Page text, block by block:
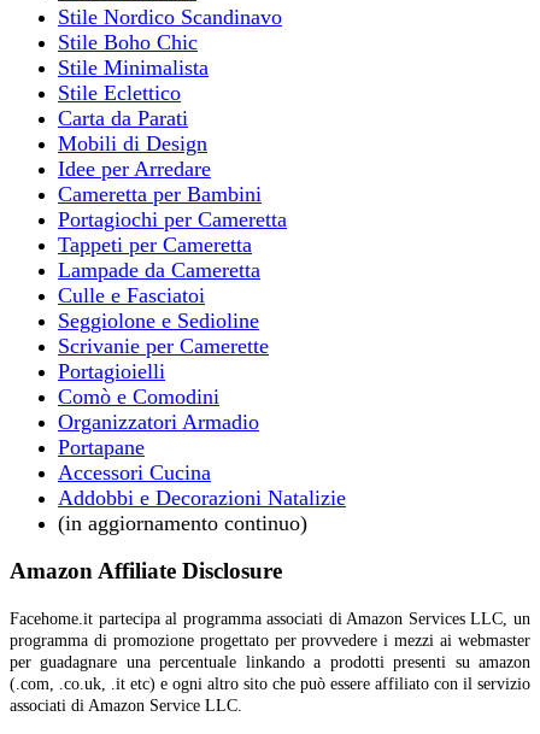
Stile Nordico Scandinavo
Stile Boho Chic
Stile Minimalista
Stile Eclettico
Carta da Parati
Mobili di Design
Idee per Arredare
Cameretta per Bambini
Portagiochi per Cameretta
Tappeti per Cameretta
Lampade da Cameretta
Culle e Fasciatoi
Seggiolone e Sedioline
Scrivanie per Camerette
Portagioielli
Comò e Comodini
Organizzatori Armadio
Portapane
Accessori Cucina
Addobbi e Decorazioni Natalizie
(in aggiornamento continuo)
Amazon Affiliate Disclosure
Facehome.it partecipa al programma associati di Amazon Services LLC, un
programma di promozione progettato per provvedere i mezzi ai webmaster
per guadagnare una percentuale linkando a prodotti presenti su amazon
(.com, .co.uk, .it etc) e ogni altro sito che può essere affiliato con il servizio
associati di Amazon Service LLC.